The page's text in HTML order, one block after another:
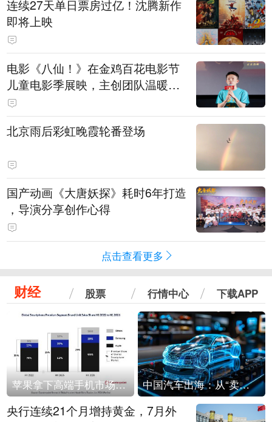
连续27天单日票房过亿！沈腾新作
即将上映
电影《八仙！》在金鸡百花电影节
儿童电影季展映，主创团队温暖寄
语小观众
北京雨后彩虹晚霞轮番登场
国产动画《大唐妖探》耗时6年打造
，导演分享创作心得
点击查看更多
财经 股票 行情中心 下载APP
苹果拿下高端手机市场65%的份额：iPhone 17系列功不可没 中国汽车出海：从“卖出去”到“走进去”
央行连续21个月增持黄金，7月外